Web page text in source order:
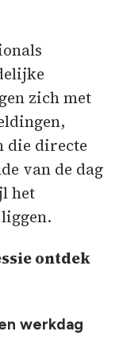
zich met
die directe
van de dag
het
ontdek
werkdag